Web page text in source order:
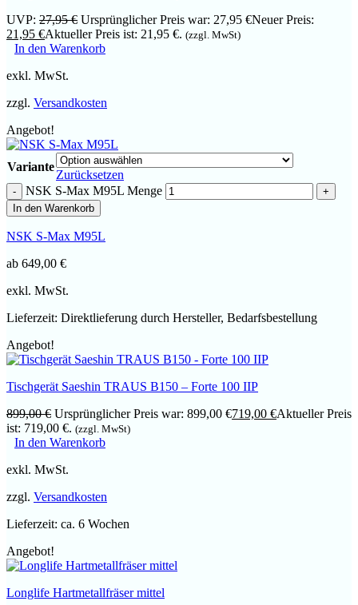
UVP: 27,95€ Ursprünglicher Preis war: 27,95 €Neuer Preis:
21,95 €Aktueller Preis ist: 21,95 €. (zzgl. MwSt)
In den Warenkorb
exkl. MwSt.
zzgl. Versandkosten
Angebot!
Variante
Zurücksetzen
NSK S-Max M95L Menge
In den Warenkorb
NSK S-Max M95L
ab 649,00 €
exkl. MwSt.
Lieferzeit: Direktlieferung durch Hersteller, Bedarfsbestellung
Angebot!
Tischgerät Saeshin TRAUS B150 – Forte 100 IIP
899,00€ Ursprünglicher Preis war: 899,00 €719,00 €Aktueller Preis
ist: 719,00 €. (zzgl. MwSt)
In den Warenkorb
exkl. MwSt.
zzgl. Versandkosten
Lieferzeit: ca. 6 Wochen
Angebot!
Longlife Hartmetallfräser mittel